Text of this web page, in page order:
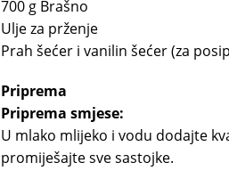
700 g Brašno
Ulje za prženje
Prah šećer i vanilin šećer (za
Priprema
Priprema smjese:
U mlako mlijeko i vodu dodajte
promiješajte sve sastojke.